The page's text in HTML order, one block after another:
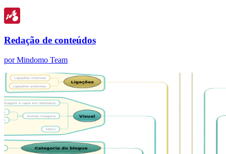
Redação de conteúdos
por Mindomo Team